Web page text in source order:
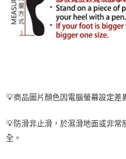
💡商品圖片顏色因電腦螢幕設定差
💡防滑非止滑，於濕滑地面或非常
全。